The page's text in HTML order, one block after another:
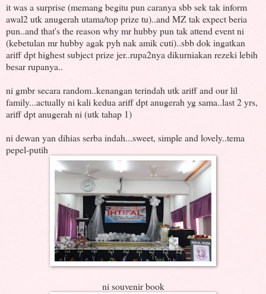
it was a surprise (memang begitu pun caranya sbb sek tak inform
awal2 utk anugerah utama/top prize tu)..and MZ tak expect beria
pun..and that's the reason why mr hubby pun tak attend event ni
(kebetulan mr hubby agak pyh nak amik cuti)..sbb dok ingatkan
ariff dpt highest subject prize jer..rupa2nya dikurniakan rezeki lebih
besar rupanya..
ni gmbr secara random..kenangan terindah utk ariff and our lil
family...actually ni kali kedua ariff dpt anugerah yg sama..last 2 yrs,
ariff dpt anugerah ni (utk tahap 1)
ni dewan yan dihias serba indah...sweet, simple and lovely..tema
pepel-putih
ni souvenir book